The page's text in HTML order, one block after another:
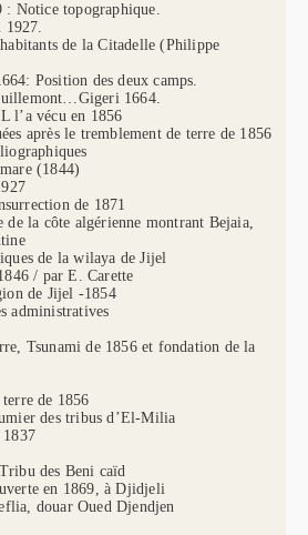
Notice topographique.
de la Citadelle (Philippe
Position des deux camps.
1664.
l’a vécu en 1856
après le tremblement de terre de 1856
(1844)
de 1871
de la côte algérienne montrant Bejaia,
de la wilaya de Jijel
/ par E. Carette
de Jijel -1854
administratives
Tsunami de 1856 et fondation de la
de 1856
des tribus d’El-Milia
des Beni caïd
en 1869, à Djidjeli
douar Oued Djendjen